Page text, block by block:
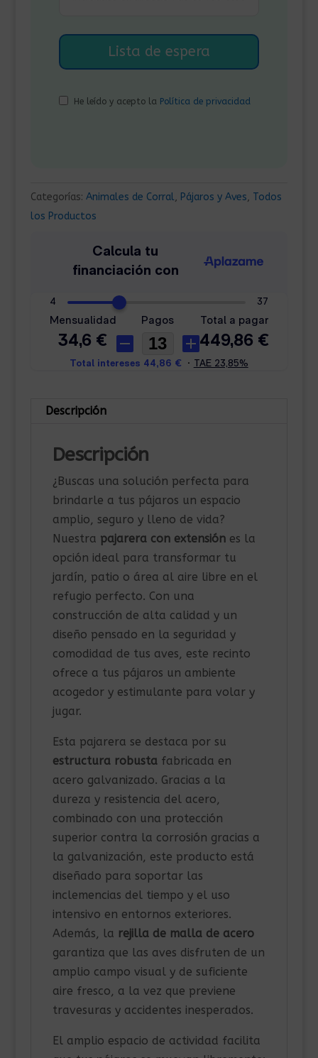
He leído y acepto la Política de privacidad
Categorías: Animales de Corral, Pájaros y Aves, Todos
los Productos
Descripción
Descripción
¿Buscas una solución perfecta para
brindarle a tus pájaros un espacio
amplio, seguro y lleno de vida?
Nuestra pajarera con extensiónes la
opción ideal para transformar tu
jardín, patio o área al aire libre en el
refugio perfecto. Con una
construcción de alta calidad y un
diseño pensado en la seguridad y
comodidad de tus aves, este recinto
ofrece a tus pájaros un ambiente
acogedor y estimulante para volar y
jugar.
Esta pajarera se destaca por su
estructura robustafabricada en
acero galvanizado. Gracias a la
dureza y resistencia del acero,
combinado con una protección
superior contra la corrosión gracias a
la galvanización, este producto está
diseñado para soportar las
inclemencias del tiempo y el uso
intensivo en entornos exteriores.
Además, la rejilla de malla de acero
garantiza que las aves disfruten de un
amplio campo visual y de suficiente
aire fresco, a la vez que previene
travesuras y accidentes inesperados.
El amplio espacio de actividad facilita